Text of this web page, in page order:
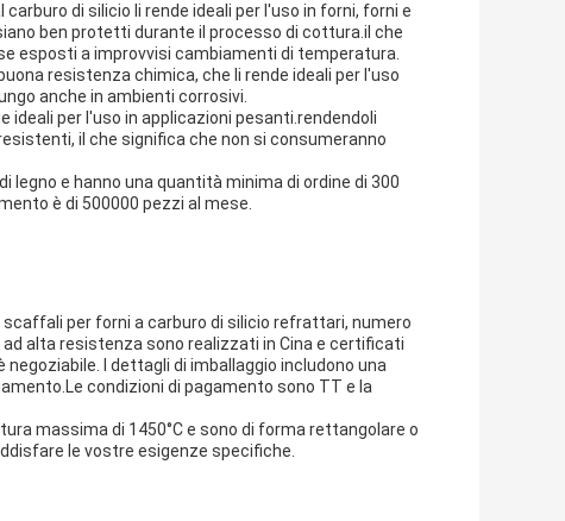
di silicio li rende ideali per l'uso in forni, forni e
ben protetti durante il processo di cottura.il che
esposti a improvvisi cambiamenti di temperatura.
resistenza chimica, che li rende ideali per l'uso
anche in ambienti corrosivi.
ideali per l'uso in applicazioni pesanti.rendendoli
il che significa che non si consumeranno
legno e hanno una quantità minima di ordine di 300
è di 500000 pezzi al mese.
per forni a carburo di silicio refrattari, numero
alta resistenza sono realizzati in Cina e certificati
negoziabile. I dettagli di imballaggio includono una
condizioni di pagamento sono TT e la
massima di 1450°C e sono di forma rettangolare o
le vostre esigenze specifiche.